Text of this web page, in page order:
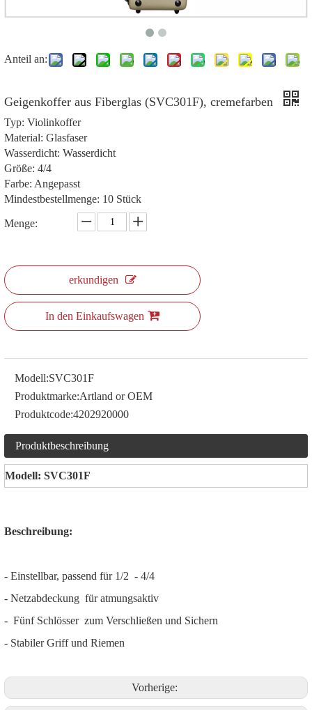
Anteil an:
Geigenkoffer aus Fiberglas (SVC301F), cremefarben
Typ: Violinkoffer
Material: Glasfaser
Wasserdicht: Wasserdicht
Größe: 4/4
Farbe: Angepasst
Mindestbestellmenge: 10 Stück
Menge:
erkundigen
In den Einkaufswagen
Modell:SVC301F
Produktmarke:Artland or OEM
Produktcode:4202920000
Produktbeschreibung
Modell: SVC301F
Beschreibung:
- Einstellbar, passend für 1/2 - 4/4
- Netzabdeckung für atmungsaktiv
- Fünf Schlösser zum Verschließen und Sichern
- Stabiler Griff und Riemen
Vorherige: